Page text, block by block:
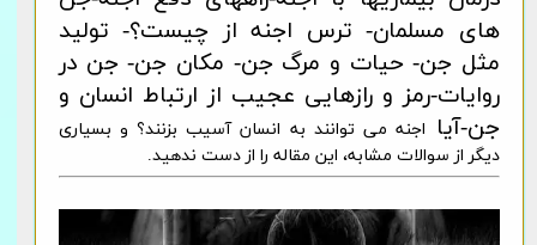
های مسلمان- ترس اجنه از چیست؟- تولید
مثل جن- حیات و مرگ جن- مکان جن- جن در
روایات-رمز و رازهایی عجیب از ارتباط انسان و
جن-آیا
اجنه می توانند به انسان آسیب بزنند؟ و بسیاری
دیگر از سوالات مشابه، این مقاله را از دست ندهید.